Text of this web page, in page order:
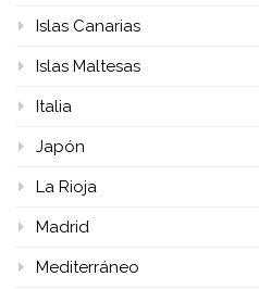
Islas Canarias
Islas Maltesas
Italia
Japón
La Rioja
Madrid
Mediterráneo